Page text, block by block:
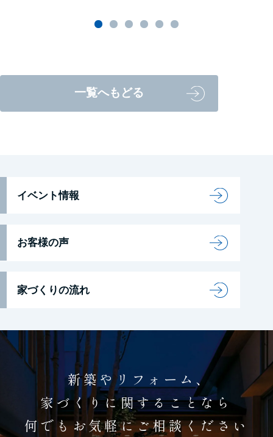
一覧へもどる
イベント情報
お客様の声
家づくりの流れ
新築やリフォーム、
家づくりに関することなら
何でもお気軽にご相談ください